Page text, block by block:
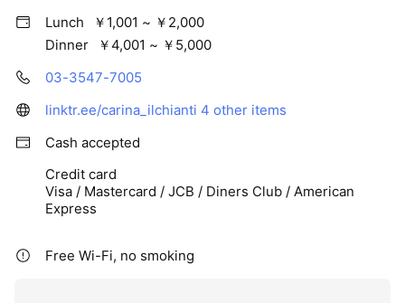
Lunch
￥1,001 ~ ￥2,000
Dinner
￥4,001 ~ ￥5,000
03-3547-7005
linktr.ee/carina_ilchianti 4 other items
Cash accepted
Credit card
Visa / Mastercard / JCB / Diners Club / American
Express
Free Wi-Fi, no smoking